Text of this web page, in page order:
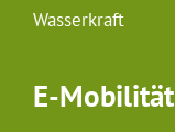
Wasserkraft
E-Mobilität